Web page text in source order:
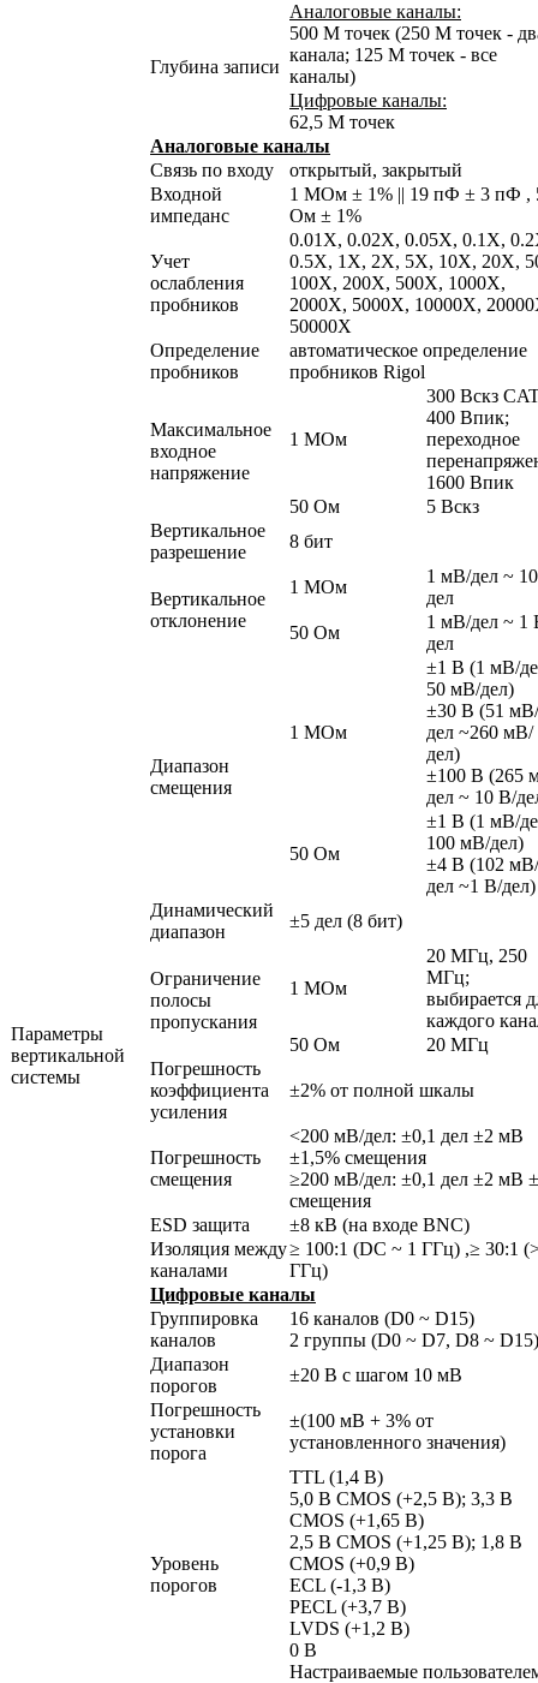
Глубина записи
Аналоговые каналы:
500 М точек (250 М точек -
канала; 125 М точек - все
каналы)
Цифровые каналы:
62,5 М точек
Параметры
вертикальной
системы
Аналоговые каналы
Связь по входу
открытый, закрытый
Входной
импеданс
1 MОм ± 1% || 19 пФ ± 3 пФ ,
Ом ± 1%
Учет
ослабления
пробников
0.01X, 0.02X, 0.05X, 0.1X,
0.5X, 1X, 2X, 5X, 10X, 20X,
100X, 200X, 500X, 1000X,
2000X, 5000X, 10000X,
50000X
Определение
пробников
автоматическое определение
пробников Rigol
Максимальное
входное
напряжение
1 МОм
300 Вскз
400 Впик;
переходное
1600 Впик
50 Ом
5 Вскз
Вертикальное
разрешение
8 бит
Вертикальное
отклонение
1 МОм
1 мВ/дел ~
дел
50 Ом
1 мВ/дел ~ 1
дел
Диапазон
смещения
1 МОм
±1 В (1 мВ/
50 мВ/дел)
±30 В (51 мВ/
дел ~260 мВ/
дел)
±100 В (265
дел ~ 10 В/
50 Ом
±1 В (1 мВ/
100 мВ/дел)
±4 В (102 мВ/
дел ~1 В/дел)
Динамический
диапазон
±5 дел (8 бит)
Ограничение
полосы
пропускания
1 МОм
20 МГц, 250
МГц;
выбирается
каждого
50 Ом
20 МГц
Погрешность
коэффициента
усиления
±2% от полной шкалы
Погрешность
смещения
<200 мВ/дел: ±0,1 дел ±2 мВ
±1,5% смещения
≥200 мВ/дел: ±0,1 дел ±2 мВ
смещения
ESD защита
±8 кВ (на входе BNC)
Изоляция между
каналами
≥ 100:1 (DC ~ 1 ГГц) ,≥ 30:1
ГГц)
Цифровые каналы
Группировка
каналов
16 каналов (D0 ~ D15)
2 группы (D0 ~ D7, D8 ~ D15)
Диапазон
порогов
±20 В с шагом 10 мВ
Погрешность
установки
порога
±(100 мВ + 3% от
установленного значения)
Уровень
порогов
TTL (1,4 В)
5,0 В CMOS (+2,5 В); 3,3 В
CMOS (+1,65 В)
2,5 В CMOS (+1,25 В); 1,8 В
CMOS (+0,9 В)
ECL (-1,3 В)
PECL (+3,7 В)
LVDS (+1,2 В)
0 В
Настраиваемые